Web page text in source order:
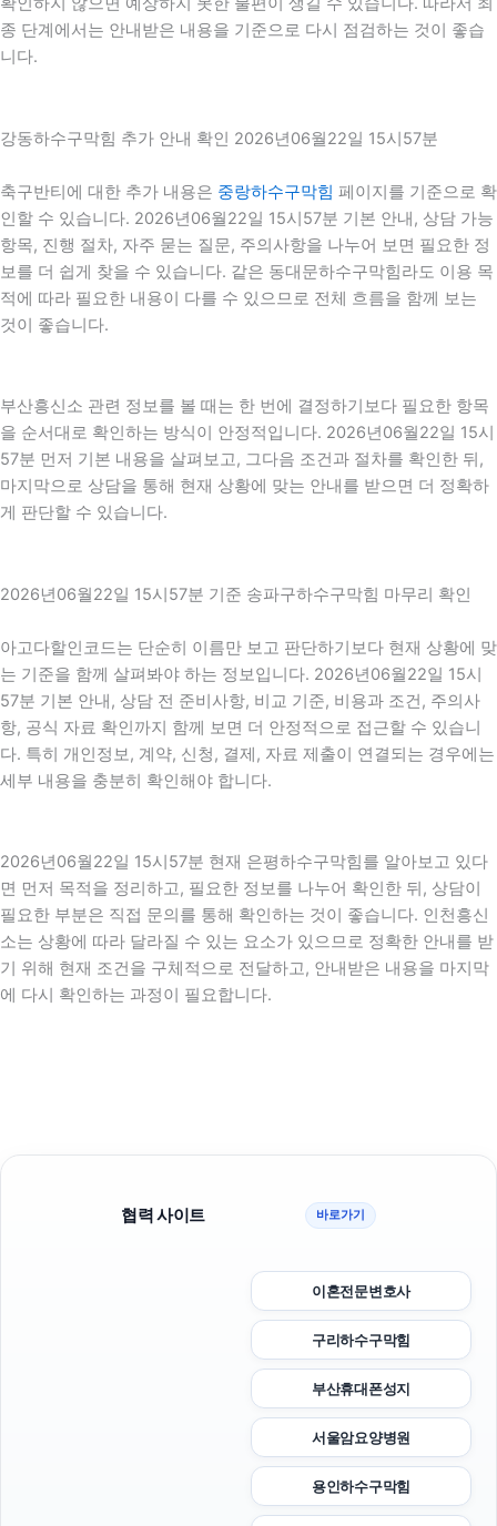
종 단계에서는 안내받은 내용을 기준으로 다시 점검하는 것이 좋습
니다.
강동하수구막힘 추가 안내 확인 2026년06월22일 15시57분
축구반티에 대한 추가 내용은 중랑하수구막힘 페이지를 기준으로 확
인할 수 있습니다. 2026년06월22일 15시57분 기본 안내, 상담 가능
항목, 진행 절차, 자주 묻는 질문, 주의사항을 나누어 보면 필요한 정
보를 더 쉽게 찾을 수 있습니다. 같은 동대문하수구막힘라도 이용 목
적에 따라 필요한 내용이 다를 수 있으므로 전체 흐름을 함께 보는
것이 좋습니다.
부산흥신소 관련 정보를 볼 때는 한 번에 결정하기보다 필요한 항목
을 순서대로 확인하는 방식이 안정적입니다. 2026년06월22일 15시
57분 먼저 기본 내용을 살펴보고, 그다음 조건과 절차를 확인한 뒤,
마지막으로 상담을 통해 현재 상황에 맞는 안내를 받으면 더 정확하
게 판단할 수 있습니다.
2026년06월22일 15시57분 기준 송파구하수구막힘 마무리 확인
아고다할인코드는 단순히 이름만 보고 판단하기보다 현재 상황에 맞
는 기준을 함께 살펴봐야 하는 정보입니다. 2026년06월22일 15시
57분 기본 안내, 상담 전 준비사항, 비교 기준, 비용과 조건, 주의사
항, 공식 자료 확인까지 함께 보면 더 안정적으로 접근할 수 있습니
다. 특히 개인정보, 계약, 신청, 결제, 자료 제출이 연결되는 경우에는
세부 내용을 충분히 확인해야 합니다.
2026년06월22일 15시57분 현재 은평하수구막힘를 알아보고 있다
면 먼저 목적을 정리하고, 필요한 정보를 나누어 확인한 뒤, 상담이
필요한 부분은 직접 문의를 통해 확인하는 것이 좋습니다. 인천흥신
소는 상황에 따라 달라질 수 있는 요소가 있으므로 정확한 안내를 받
기 위해 현재 조건을 구체적으로 전달하고, 안내받은 내용을 마지막
에 다시 확인하는 과정이 필요합니다.
협력 사이트 바로가기
이혼전문변호사
구리하수구막힘
부산휴대폰성지
서울암요양병원
용인하수구막힘